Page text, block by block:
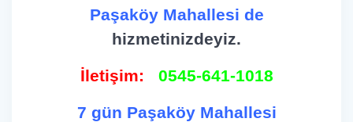
Paşaköy Mahallesi de
hizmetinizdeyiz.
İletişim: 0545-641-1018
7 gün Paşaköy Mahallesi